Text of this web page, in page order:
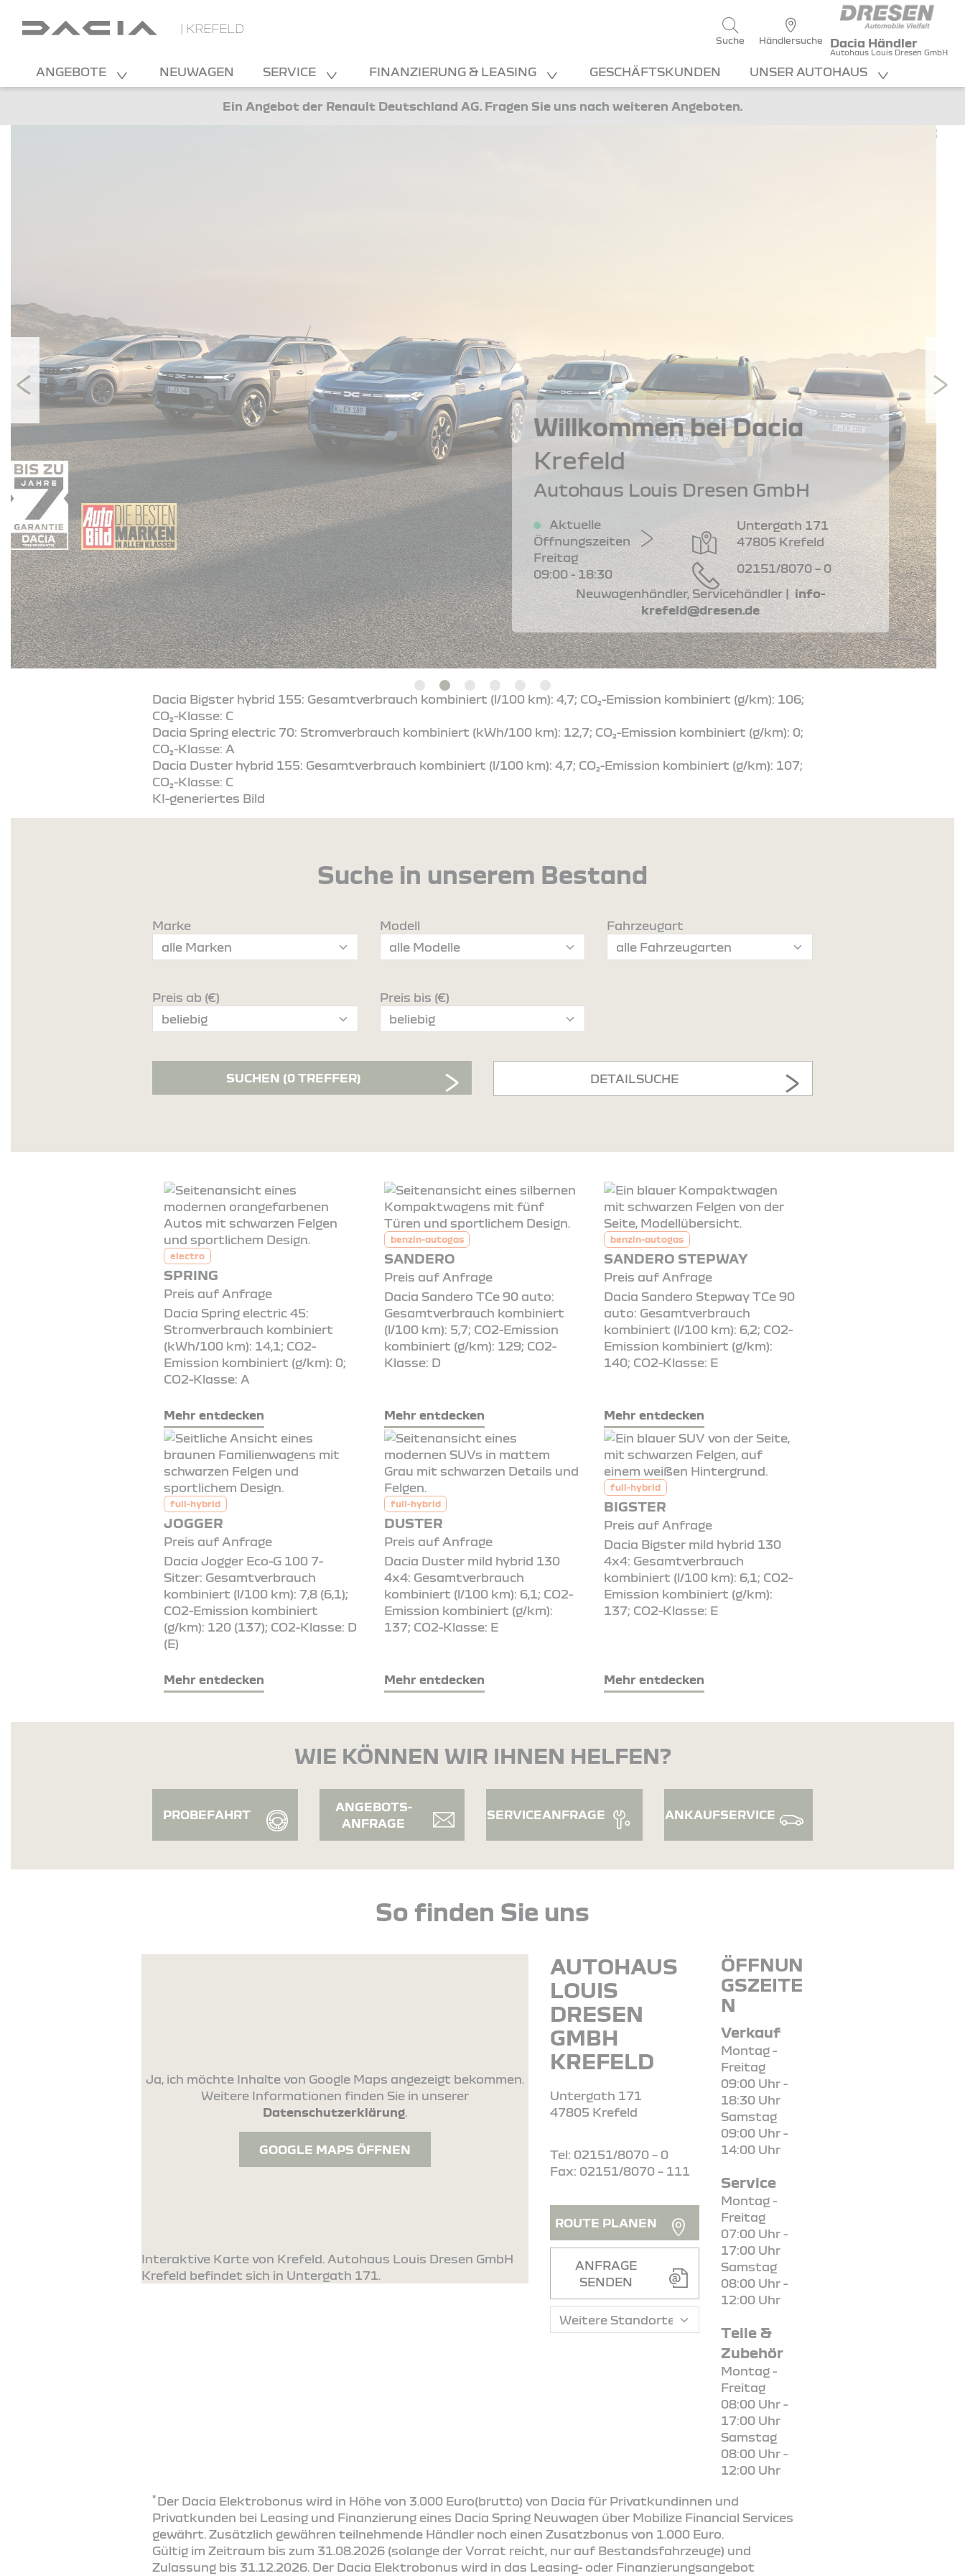
| KREFELD
Suche Händlersuche Dacia Händler
Autohaus Louis Dresen GmbH
ANGEBOTE NEUWAGEN SERVICE FINANZIERUNG & LEASING GESCHÄFTSKUNDEN UNSER AUTOHAUS
Ein Angebot der Renault Deutschland AG. Fragen Sie uns nach weiteren Angeboten.
ANGEBOT ANFRAGEN
Dacia Bigster hybrid 155: Gesamtverbrauch kombiniert (l/100 km): 4,7; CO₂-Emission kombiniert (g/km): 106;
CO₂-Klasse: C
Dacia Spring electric 70: Stromverbrauch kombiniert (kWh/100 km): 12,7; CO₂-Emission kombiniert (g/km): 0;
CO₂-Klasse: A
Dacia Duster hybrid 155: Gesamtverbrauch kombiniert (l/100 km): 4,7; CO₂-Emission kombiniert (g/km): 107;
CO₂-Klasse: C
KI-generiertes Bild
Suche in unserem Bestand
Marke Modell Fahrzeugart
Preis ab (€) Preis bis (€)
SUCHEN (0 TREFFER) DETAILSUCHE
electro
SPRING
Preis auf Anfrage
Dacia Spring electric 45:
Stromverbrauch kombiniert
(kWh/100 km): 14,1; CO2-
Emission kombiniert (g/km): 0;
CO2-Klasse: A
Mehr entdecken
benzin-autogas
SANDERO
Preis auf Anfrage
Dacia Sandero TCe 90 auto:
Gesamtverbrauch kombiniert
(l/100 km): 5,7; CO2-Emission
kombiniert (g/km): 129; CO2-
Klasse: D
Mehr entdecken
benzin-autogas
SANDERO STEPWAY
Preis auf Anfrage
Dacia Sandero Stepway TCe 90
auto: Gesamtverbrauch
kombiniert (l/100 km): 6,2; CO2-
Emission kombiniert (g/km):
140; CO2-Klasse: E
Mehr entdecken
full-hybrid
JOGGER
Preis auf Anfrage
Dacia Jogger Eco-G 100 7-
Sitzer: Gesamtverbrauch
kombiniert (l/100 km): 7,8 (6,1);
CO2-Emission kombiniert
(g/km): 120 (137); CO2-Klasse: D
(E)
Mehr entdecken
full-hybrid
DUSTER
Preis auf Anfrage
Dacia Duster mild hybrid 130
4x4: Gesamtverbrauch
kombiniert (l/100 km): 6,1; CO2-
Emission kombiniert (g/km):
137; CO2-Klasse: E
Mehr entdecken
full-hybrid
BIGSTER
Preis auf Anfrage
Dacia Bigster mild hybrid 130
4x4: Gesamtverbrauch
kombiniert (l/100 km): 6,1; CO2-
Emission kombiniert (g/km):
137; CO2-Klasse: E
Mehr entdecken
WIE KÖNNEN WIR IHNEN HELFEN?
PROBEFAHRT
ANGEBOTS-
ANFRAGE
SERVICEANFRAGE ANKAUFSERVICE
So finden Sie uns
Ja, ich möchte Inhalte von Google Maps angezeigt bekommen.
Weitere Informationen finden Sie in unserer
Datenschutzerklärung
GOOGLE MAPS ÖFFNEN
Interaktive Karte von Krefeld. Autohaus Louis Dresen GmbH
Krefeld befindet sich in Untergath 171.
AUTOHAUS
LOUIS
DRESEN
GMBH
KREFELD
Untergath 171
47805 Krefeld
Tel: 02151/8070 – 0
Fax: 02151/8070 – 111
ROUTE PLANEN
ANFRAGE
SENDEN
ÖFFNUN
GSZEITE
N
Verkauf
Montag -
Freitag
09:00 Uhr -
18:30 Uhr
Samstag
09:00 Uhr -
14:00 Uhr
Service
Montag -
Freitag
07:00 Uhr -
17:00 Uhr
Samstag
08:00 Uhr -
12:00 Uhr
Teile &
Zubehör
Montag -
Freitag
08:00 Uhr -
17:00 Uhr
Samstag
08:00 Uhr -
12:00 Uhr
* Der Dacia Elektrobonus wird in Höhe von 3.000 Euro(brutto) von Dacia für Privatkundinnen und
Privatkunden bei Leasing und Finanzierung eines Dacia Spring Neuwagen über Mobilize Financial Services
gewährt. Zusätzlich gewähren teilnehmende Händler noch einen Zusatzbonus von 1.000 Euro.
Gültig im Zeitraum bis zum 31.08.2026 (solange der Vorrat reicht, nur auf Bestandsfahrzeuge) und
Zulassung bis 31.12.2026. Der Dacia Elektrobonus wird in das Leasing- oder Finanzierungsangebot